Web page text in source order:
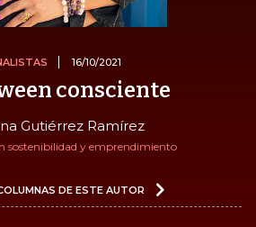
16/10/2021
consciente
Gutiérrez Ramírez
sostenibilidad y emprendimiento
DE ESTE AUTOR